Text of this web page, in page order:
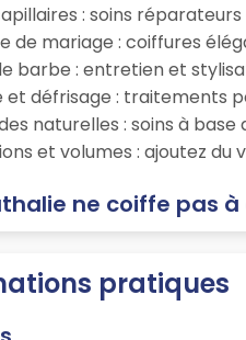
: soins
de mariage : coiffures
barbe : entretien et
et défrisage : traitements
naturelles : soins à
et volumes : ajoutez
ne coiffe pas
pratiques